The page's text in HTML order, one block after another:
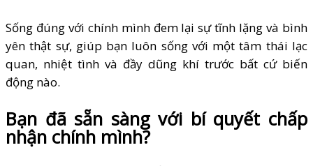
Sống đúng với chính mình đem lại sự tĩnh lặng và bình
yên thật sự, giúp bạn luôn sống với một tâm thái lạc
quan, nhiệt tình và đầy dũng khí trước bất cứ biến
động nào.
Bạn đã sẵn sàng với bí quyết chấp
nhận chính mình?